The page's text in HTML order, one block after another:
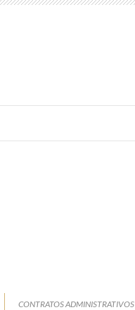
CONTRATOS ADMINISTRATIVOS